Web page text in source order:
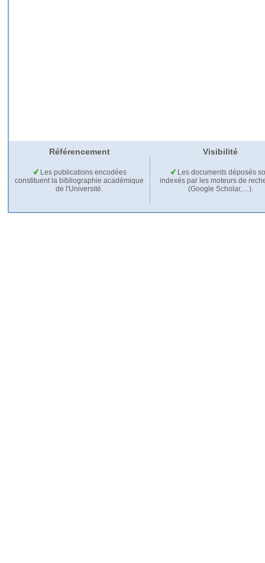
Référencement Visibilité
Les publications encodées
constituent la bibliographie académique
de l'Université.
Les documents déposés
indexés par les moteurs de
(Google Scholar,…).